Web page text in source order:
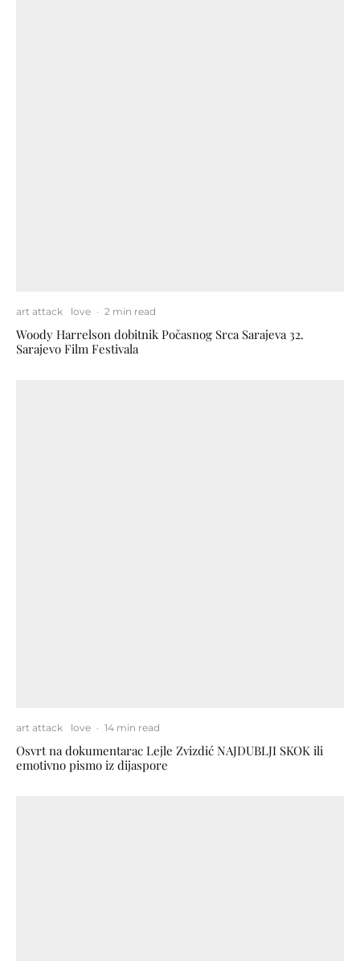
art attack love · 2 min read
Woody Harrelson dobitnik Počasnog Srca Sarajeva 32.
Sarajevo Film Festivala
art attack love · 14 min read
Osvrt na dokumentarac Lejle Zvizdić NAJDUBLJI SKOK ili
emotivno pismo iz dijaspore